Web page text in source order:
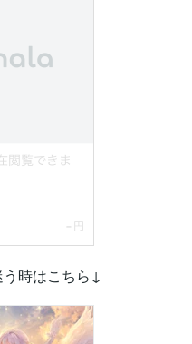
時はこちら↓